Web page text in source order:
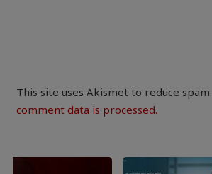
This site uses Akismet to reduce spam.
comment data is processed.